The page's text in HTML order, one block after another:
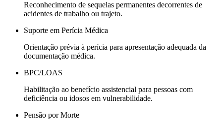
Reconhecimento de sequelas permanentes decorrentes de
acidentes de trabalho ou trajeto.
Suporte em Perícia Médica
Orientação prévia à perícia para apresentação adequada da
documentação médica.
BPC/LOAS
Habilitação ao benefício assistencial para pessoas com
deficiência ou idosos em vulnerabilidade.
Pensão por Morte